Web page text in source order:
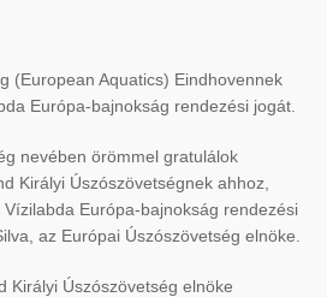
(European Aquatics) Eindhovennek
Európa-bajnokság rendezési jogát.
nevében örömmel gratulálok
Királyi Úszószövetségnek ahhoz,
Európa-bajnokság rendezési
az Európai Úszószövetség elnöke.
Királyi Úszószövetség elnöke